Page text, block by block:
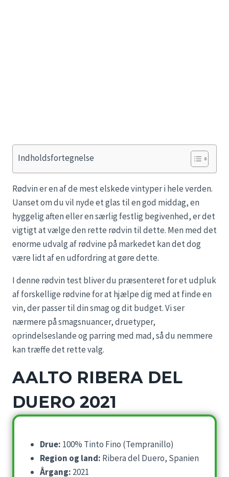
Indholdsfortegnelse
Rødvin er en af de mest elskede vintyper i hele verden.
Uanset om du vil nyde et glas til en god middag, en
hyggelig aften eller en særlig festlig begivenhed, er det
vigtigt at vælge den rette rødvin til dette. Men med det
enorme udvalg af rødvine på markedet kan det dog
være lidt af en udfordring at gøre dette.
I denne rødvin test bliver du præsenteret for et udpluk
af forskellige rødvine for at hjælpe dig med at finde en
vin, der passer til din smag og dit budget. Vi ser
nærmere på smagsnuancer, druetyper,
oprindelseslande og parring med mad, så du nemmere
kan træffe det rette valg.
AALTO RIBERA DEL
DUERO 2021
Drue: 100% Tinto Fino (Tempranillo)
Region og land: Ribera del Duero, Spanien
Årgang: 2021